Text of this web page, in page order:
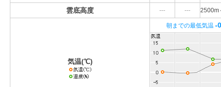
雲底高度 --- --- 2500m
気温(℃)
朝までの最低気温 -